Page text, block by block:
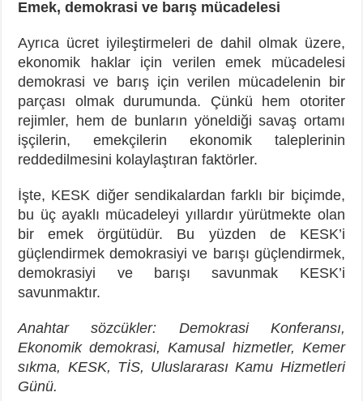
Emek, demokrasi ve barış mücadelesi
Ayrıca ücret iyileştirmeleri de dahil olmak üzere,
ekonomik haklar için verilen emek mücadelesi
demokrasi ve barış için verilen mücadelenin bir
parçası olmak durumunda. Çünkü hem otoriter
rejimler, hem de bunların yöneldiği savaş ortamı
işçilerin, emekçilerin ekonomik taleplerinin
reddedilmesini kolaylaştıran faktörler.
İşte, KESK diğer sendikalardan farklı bir biçimde,
bu üç ayaklı mücadeleyi yıllardır yürütmekte olan
bir emek örgütüdür. Bu yüzden de KESK’i
güçlendirmek demokrasiyi ve barışı güçlendirmek,
demokrasiyi ve barışı savunmak KESK’i
savunmaktır.
Anahtar sözcükler: Demokrasi Konferansı,
Ekonomik demokrasi, Kamusal hizmetler, Kemer
sıkma, KESK, TİS, Uluslararası Kamu Hizmetleri
Günü.